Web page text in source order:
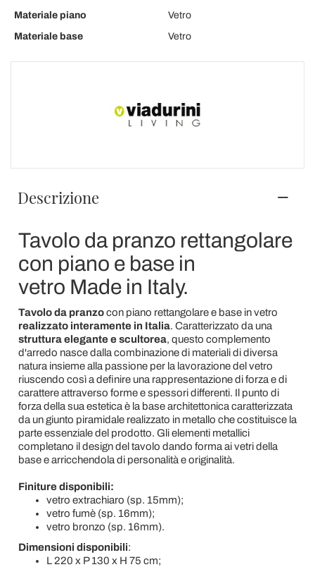
Materiale piano
Vetro
Materiale base
Vetro
Descrizione
Tavolo da pranzo rettangolare
con piano e base in
vetro Made in Italy.
Tavolo da pranzocon piano rettangolare e base in vetro
realizzato interamente in Italia. Caratterizzato da una
struttura elegante e scultorea, questo complemento
d'arredo nasce dalla combinazione di materiali di diversa
natura insieme alla passione per la lavorazione del vetro
riuscendo così a definire una rappresentazione di forza e di
carattere attraverso forme e spessori differenti. Il punto di
forza della sua estetica è la base architettonica caratterizzata
da un giunto piramidale realizzato in metallo che costituisce la
parte essenziale del prodotto. Gli elementi metallici
completano il design del tavolo dando forma ai vetri della
base e arricchendola di personalità e originalità.
Finiture disponibili:
vetro extrachiaro (sp. 15mm);
vetro fumè (sp. 16mm);
vetro bronzo (sp. 16mm).
Dimensioni disponibili:
L 220 x P 130 x H 75 cm;